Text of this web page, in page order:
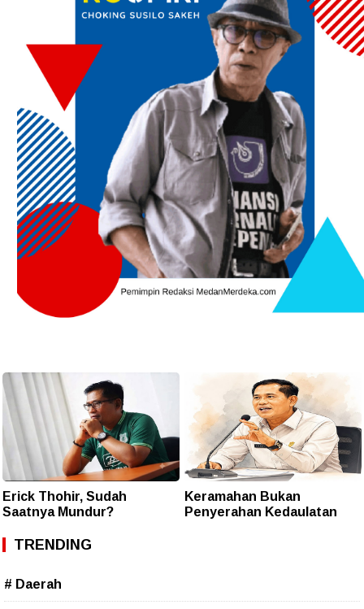
Erick Thohir, Sudah
Saatnya Mundur?
Keramahan Bukan
Penyerahan Kedaulatan
TRENDING
# Daerah